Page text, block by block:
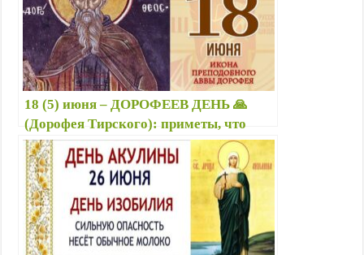
18 (5) июня – ДОРОФЕЕВ ДЕНЬ 🙏
(Дорофея Тирского): приметы, что
можно и нельзя делать, именины